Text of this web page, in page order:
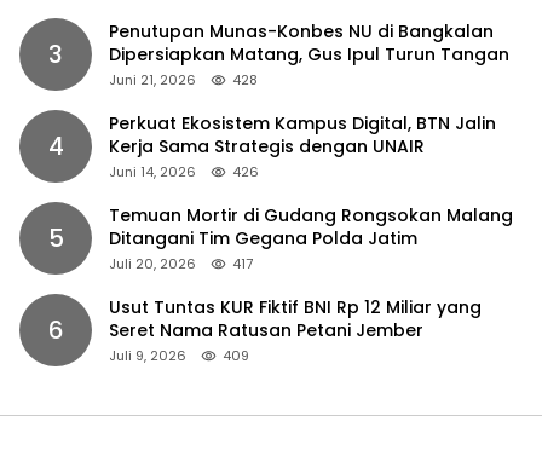
3
Penutupan Munas-Konbes NU di Bangkalan
Dipersiapkan Matang, Gus Ipul Turun Tangan
Juni 21, 2026 428
4
Perkuat Ekosistem Kampus Digital, BTN Jalin
Kerja Sama Strategis dengan UNAIR
Juni 14, 2026 426
5
Temuan Mortir di Gudang Rongsokan Malang
Ditangani Tim Gegana Polda Jatim
Juli 20, 2026 417
6
Usut Tuntas KUR Fiktif BNI Rp 12 Miliar yang
Seret Nama Ratusan Petani Jember
Juli 9, 2026 409